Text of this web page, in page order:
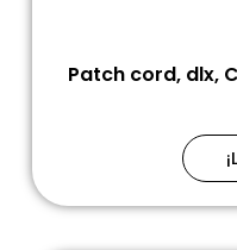
Patch cord, dlx,